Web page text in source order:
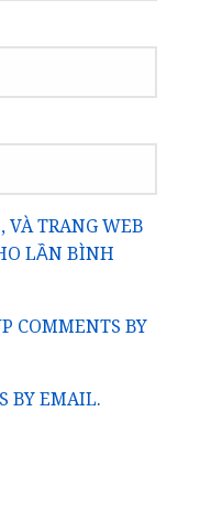
TRANG WEB
LẦN BÌNH
COMMENTS BY
BY EMAIL.